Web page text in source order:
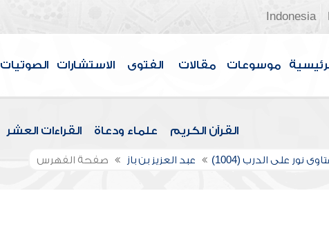
Indonesia
موسوعات مقالات الفتوى الاستشارات الصوتيات
القرآن الكريم علماء ودعاة القراءات العشر
نور على الدرب (1004) عبد العزيز بن باز صفحة الفهرس